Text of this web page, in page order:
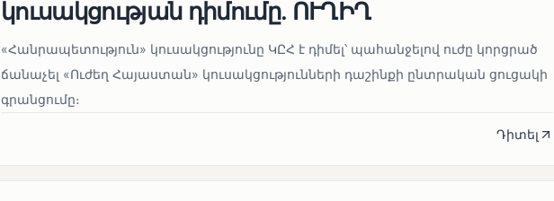
կուսակցության դիմումը. ՈՒՂԻՂ
«Հանրապետություն» կուսակցությունը ԿԸՀ է դիմել՝ պահանջելով ուժը կորցրած
ճանաչել «Ուժեղ Հայաստան» կուսակցությունների դաշինքի ընտրական ցուցակի
գրանցումը։
Դիտել